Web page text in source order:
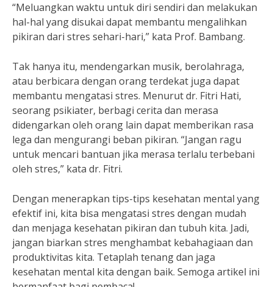
“Meluangkan waktu untuk diri sendiri dan melakukan
hal-hal yang disukai dapat membantu mengalihkan
pikiran dari stres sehari-hari,” kata Prof. Bambang.
Tak hanya itu, mendengarkan musik, berolahraga,
atau berbicara dengan orang terdekat juga dapat
membantu mengatasi stres. Menurut dr. Fitri Hati,
seorang psikiater, berbagi cerita dan merasa
didengarkan oleh orang lain dapat memberikan rasa
lega dan mengurangi beban pikiran. “Jangan ragu
untuk mencari bantuan jika merasa terlalu terbebani
oleh stres,” kata dr. Fitri.
Dengan menerapkan tips-tips kesehatan mental yang
efektif ini, kita bisa mengatasi stres dengan mudah
dan menjaga kesehatan pikiran dan tubuh kita. Jadi,
jangan biarkan stres menghambat kebahagiaan dan
produktivitas kita. Tetaplah tenang dan jaga
kesehatan mental kita dengan baik. Semoga artikel ini